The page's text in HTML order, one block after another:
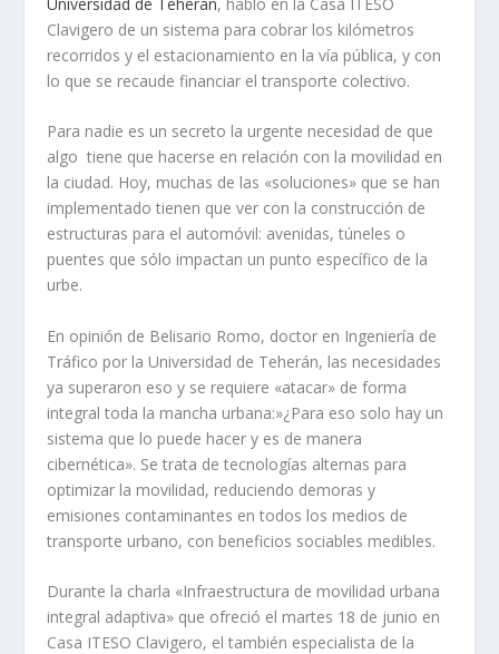
Clavigero de un sistema para cobrar los kilómetros
recorridos y el estacionamiento en la vía pública, y con
lo que se recaude financiar el transporte colectivo.
Para nadie es un secreto la urgente necesidad de que
algo tiene que hacerse en relación con la movilidad en
la ciudad. Hoy, muchas de las «soluciones» que se han
implementado tienen que ver con la construcción de
estructuras para el automóvil: avenidas, túneles o
puentes que sólo impactan un punto específico de la
urbe.
En opinión de Belisario Romo, doctor en Ingeniería de
Tráfico por la Universidad de Teherán, las necesidades
ya superaron eso y se requiere «atacar» de forma
integral toda la mancha urbana:»¿Para eso solo hay un
sistema que lo puede hacer y es de manera
cibernética». Se trata de tecnologías alternas para
optimizar la movilidad, reduciendo demoras y
emisiones contaminantes en todos los medios de
transporte urbano, con beneficios sociables medibles.
Durante la charla «Infraestructura de movilidad urbana
integral adaptiva» que ofreció el martes 18 de junio en
Casa ITESO Clavigero, el también especialista de la